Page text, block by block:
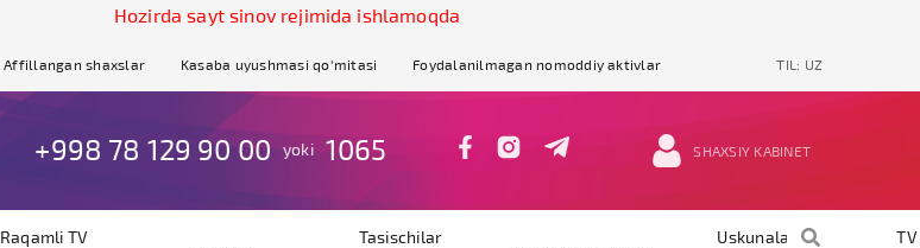
Hozirda sayt sinov rejimida ishlamoqda
Affillangan shaxslar Kasaba uyushmasi qo'mitasi Foydalanilmagan nomoddiy aktivlar TIL: UZ
+998 78 129 90 00 yoki 1065 SHAXSIY KABINET
Raqamli TV
Tasischilar
Uskunalar